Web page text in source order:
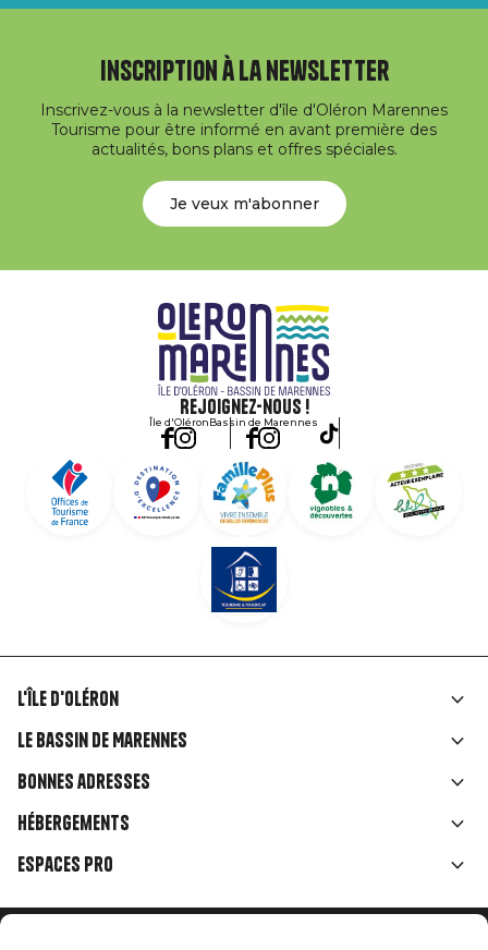
Inscription à la newsletter
Inscrivez-vous à la newsletter d'île d'Oléron Marennes
Tourisme pour être informé en avant première des
actualités, bons plans et offres spéciales.
Je veux m'abonner
Rejoignez-nous !
Île d'OléronBassin de Marennes
Liens
rubriques
L'île d'Oléron
Le Bassin de Marennes
Bonnes adresses
Hébergements
Espaces Pro